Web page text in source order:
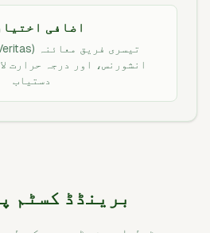
اضافی
انشورنس، اور درجہ حرارت
دستیاب
برینڈڈ کسٹم